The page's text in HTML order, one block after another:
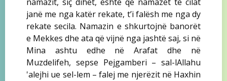
janë me nga katër rekate, t’i falësh me nga dy
rekate secila. Namazin e shkurtojnë banorët
e Mekkes dhe ata që vijnë nga jashtë saj, si në
Mina ashtu edhe në Arafat dhe në
Muzdelifeh, sepse Pejgamberi – sal-lAllahu
'alejhi ue sel-lem – falej me njerëzit në Haxhin